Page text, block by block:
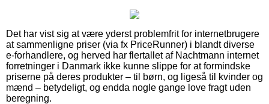
Det har vist sig at være yderst problemfrit for internetbrugere
at sammenligne priser (via fx PriceRunner) i blandt diverse
e-forhandlere, og herved har flertallet af Nachtmann internet
forretninger i Danmark ikke kunne slippe for at formindske
priserne på deres produkter – til børn, og ligeså til kvinder og
mænd – betydeligt, og endda nogle gange love fragt uden
beregning.